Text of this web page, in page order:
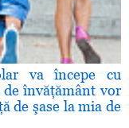
va începe cu
învăţământ vor
de şase la mia de